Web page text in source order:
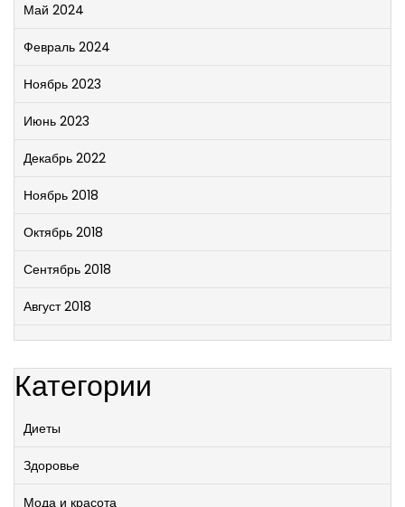
Май 2024
Февраль 2024
Ноябрь 2023
Июнь 2023
Декабрь 2022
Ноябрь 2018
Октябрь 2018
Сентябрь 2018
Август 2018
Категории
Диеты
Здоровье
Мода и красота